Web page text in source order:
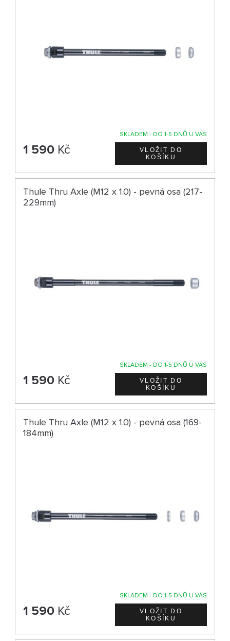
SKLADEM - DO 1-5 DNŮ U VÁS
1 590 Kč
Thule Thru Axle (M12 x 1.0) - pevná osa (217-
229mm)
SKLADEM - DO 1-5 DNŮ U VÁS
1 590 Kč
Thule Thru Axle (M12 x 1.0) - pevná osa (169-
184mm)
SKLADEM - DO 1-5 DNŮ U VÁS
1 590 Kč